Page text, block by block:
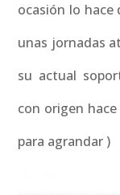
ocasión lo hace
unas jornadas
su actual
con origen
para agrandar )